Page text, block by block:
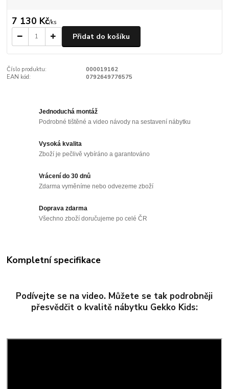
7 130 Kč/ks
Přidat do košíku
Číslo produktu:
000019162
EAN kód:
0792649776575
Jednoduchá montáž
Podrobné tištěné a video návody na sestavení nábytku
Vysoká kvalita
Zboží je pečlivě vybíráno a garantováno
Vrácení do 30 dnů
Zdarma vyměníme nebo odvezeme zboží
Doprava zdarma
Všechno zboží doručujeme po celé ČR
Kompletní specifikace
Podívejte se na video. Můžete se tak podrobněji
přesvědčit o kvalitě nábytku Gekko Kids: